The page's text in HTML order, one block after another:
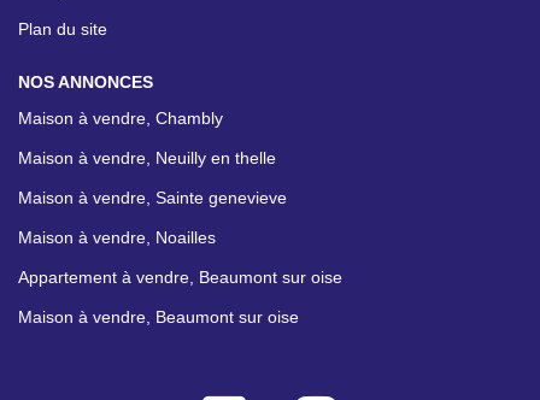
Plan du site
NOS ANNONCES
Maison à vendre, Chambly
Maison à vendre, Neuilly en thelle
Maison à vendre, Sainte genevieve
Maison à vendre, Noailles
Appartement à vendre, Beaumont sur oise
Maison à vendre, Beaumont sur oise